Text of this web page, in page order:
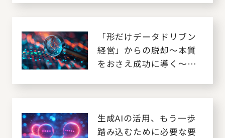
「形だけデータドリブン
経営」からの脱却～本質
をおさえ成功に導く～
生成AIの活用、もう一歩
踏み込むために必要な要